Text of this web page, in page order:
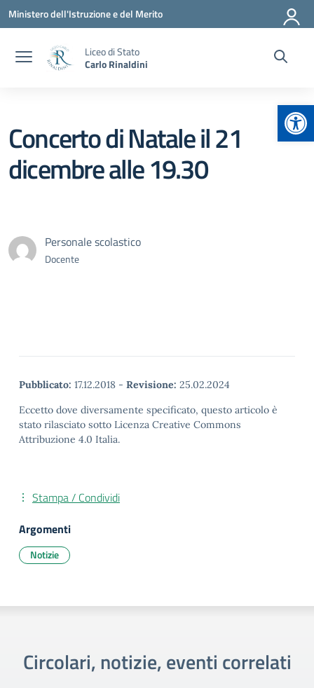
Vai ai contenuti
Vai al menu di navigazione
Vai al footer
Ministero dell'Istruzione e del Merito
Liceo di Stato
Carlo Rinaldini
Concerto di Natale il 21
dicembre alle 19.30
Personale scolastico
Docente
Pubblicato: 17.12.2018 - Revisione: 25.02.2024
Eccetto dove diversamente specificato, questo articolo è
stato rilasciato sotto Licenza Creative Commons
Attribuzione 4.0 Italia.
Stampa / Condividi
Argomenti
Notizie
Circolari, notizie, eventi correlati